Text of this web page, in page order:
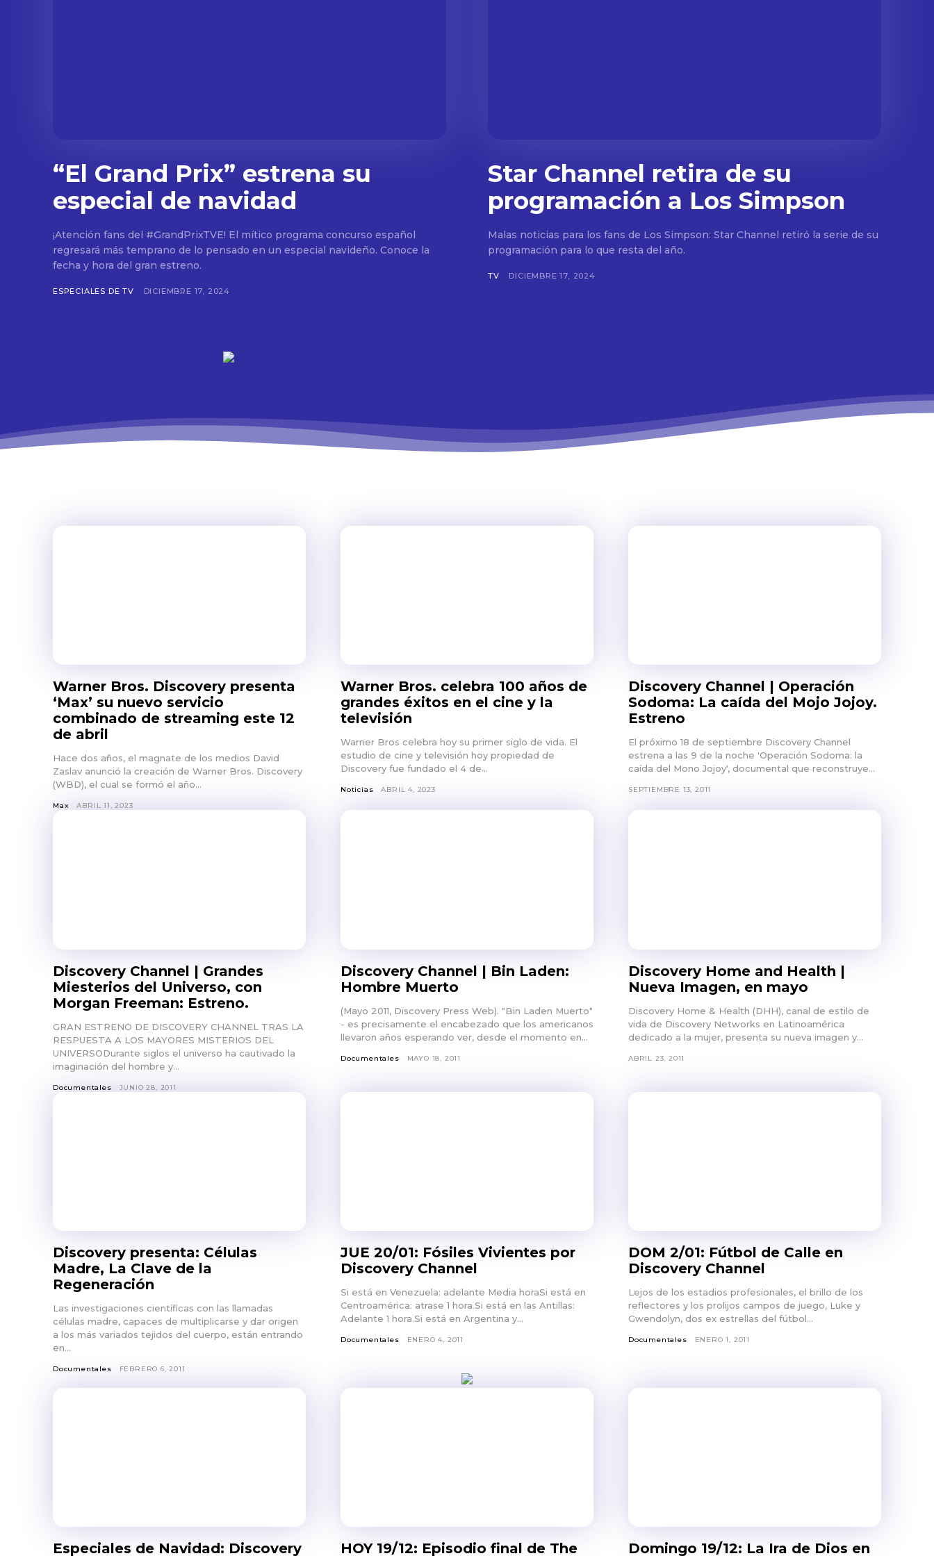
“El Grand Prix” estrena su
especial de navidad
¡Atención fans del #GrandPrixTVE! El mítico programa concurso español
regresará más temprano de lo pensado en un especial navideño. Conoce la
fecha y hora del gran estreno.
ESPECIALES DE TV DICIEMBRE 17, 2024
Star Channel retira de su
programación a Los Simpson
Malas noticias para los fans de Los Simpson: Star Channel retiró la serie de su
programación para lo que resta del año.
TV DICIEMBRE 17, 2024
Warner Bros. Discovery presenta
‘Max’ su nuevo servicio
combinado de streaming este 12
de abril
Hace dos años, el magnate de los medios David
Zaslav anunció la creación de Warner Bros. Discovery
(WBD), el cual se formó el año...
Max ABRIL 11, 2023
Warner Bros. celebra 100 años de
grandes éxitos en el cine y la
televisión
Warner Bros celebra hoy su primer siglo de vida. El
estudio de cine y televisión hoy propiedad de
Discovery fue fundado el 4 de...
Noticias ABRIL 4, 2023
Discovery Channel | Operación
Sodoma: La caída del Mojo Jojoy.
Estreno
El próximo 18 de septiembre Discovery Channel
estrena a las 9 de la noche 'Operación Sodoma: la
caída del Mono Jojoy', documental que reconstruye...
SEPTIEMBRE 13, 2011
Discovery Channel | Grandes
Miesterios del Universo, con
Morgan Freeman: Estreno.
GRAN ESTRENO DE DISCOVERY CHANNEL TRAS LA
RESPUESTA A LOS MAYORES MISTERIOS DEL
UNIVERSODurante siglos el universo ha cautivado la
imaginación del hombre y...
Documentales JUNIO 28, 2011
Discovery Channel | Bin Laden:
Hombre Muerto
(Mayo 2011, Discovery Press Web). "Bin Laden Muerto"
- es precisamente el encabezado que los americanos
llevaron años esperando ver, desde el momento en...
Documentales MAYO 18, 2011
Discovery Home and Health |
Nueva Imagen, en mayo
Discovery Home & Health (DHH), canal de estilo de
vida de Discovery Networks en Latinoamérica
dedicado a la mujer, presenta su nueva imagen y...
ABRIL 23, 2011
Discovery presenta: Células
Madre, La Clave de la
Regeneración
Las investigaciones científicas con las llamadas
células madre, capaces de multiplicarse y dar origen
a los más variados tejidos del cuerpo, están entrando
en...
Documentales FEBRERO 6, 2011
JUE 20/01: Fósiles Vivientes por
Discovery Channel
Si está en Venezuela: adelante Media horaSi está en
Centroamérica: atrase 1 hora.Si está en las Antillas:
Adelante 1 hora.Si está en Argentina y...
Documentales ENERO 4, 2011
DOM 2/01: Fútbol de Calle en
Discovery Channel
Lejos de los estadios profesionales, el brillo de los
reflectores y los prolijos campos de juego, Luke y
Gwendolyn, dos ex estrellas del fútbol...
Documentales ENERO 1, 2011
Especiales de Navidad: Discovery HOY 19/12: Episodio final de The Domingo 19/12: La Ira de Dios en